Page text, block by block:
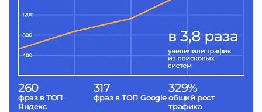
260
фраз в ТОП
Яндекс
317
фраз в ТОП Google
329%
общий рост
трафика